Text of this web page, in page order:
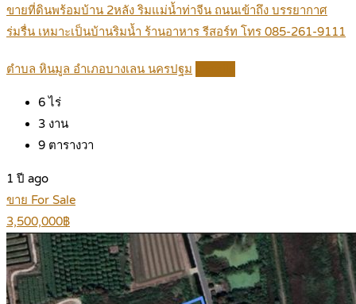
ขายที่ดินพร้อมบ้าน 2หลัง ริมแม่น้ำท่าจีน ถนนเข้าถึง บรรยากาศ
ร่มรื่น เหมาะเป็นบ้านริมน้ำ ร้านอาหาร รีสอร์ท โทร 085-261-9111
ตำบล หินมูล อำเภอบางเลน นครปฐม
6 ไร่
3 งาน
9 ตารางวา
1 ปี ago
ขาย For Sale
3,500,000฿